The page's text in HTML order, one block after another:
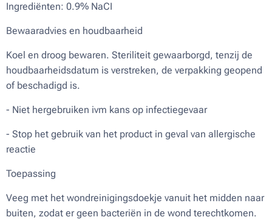
Ingrediënten: 0.9% NaCI
Bewaaradvies en houdbaarheid
Koel en droog bewaren. Steriliteit gewaarborgd, tenzij de
houdbaarheidsdatum is verstreken, de verpakking geopend
of beschadigd is.
- Niet hergebruiken ivm kans op infectiegevaar
- Stop het gebruik van het product in geval van allergische
reactie
Toepassing
Veeg met het wondreinigingsdoekje vanuit het midden naar
buiten, zodat er geen bacteriën in de wond terechtkomen.